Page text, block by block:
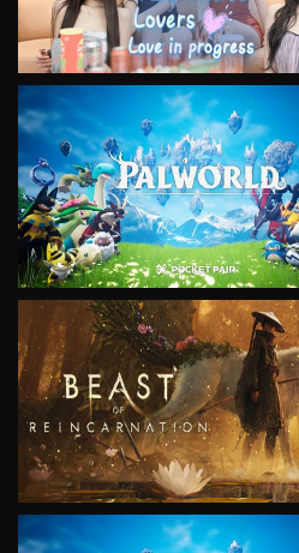
VIEW
VIEW